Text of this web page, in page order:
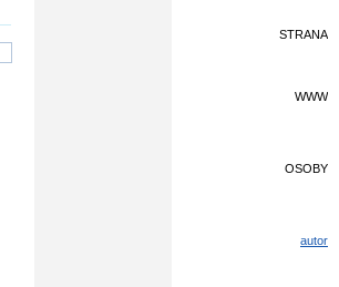
STRANA
WWW
OSOBY
autor